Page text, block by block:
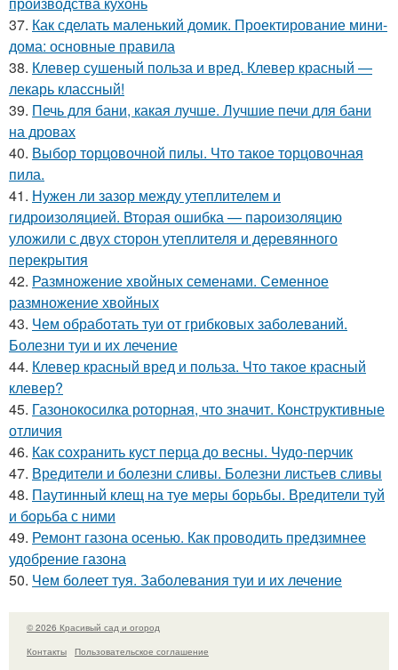
37. Как сделать маленький домик. Проектирование мини-
дома: основные правила
38. Клевер сушеный польза и вред. Клевер красный —
лекарь классный!
39. Печь для бани, какая лучше. Лучшие печи для бани
на дровах
40. Выбор торцовочной пилы. Что такое торцовочная
пила.
41. Нужен ли зазор между утеплителем и
гидроизоляцией. Вторая ошибка — пароизоляцию
уложили с двух сторон утеплителя и деревянного
перекрытия
42. Размножение хвойных семенами. Семенное
размножение хвойных
43. Чем обработать туи от грибковых заболеваний.
Болезни туи и их лечение
44. Клевер красный вред и польза. Что такое красный
клевер?
45. Газонокосилка роторная, что значит. Конструктивные
отличия
46. Как сохранить куст перца до весны. Чудо-перчик
47. Вредители и болезни сливы. Болезни листьев сливы
48. Паутинный клещ на туе меры борьбы. Вредители туй
и борьба с ними
49. Ремонт газона осенью. Как проводить предзимнее
удобрение газона
50. Чем болеет туя. Заболевания туи и их лечение
© 2026 Красивый сад и огород
Контакты
Пользовательское соглашение